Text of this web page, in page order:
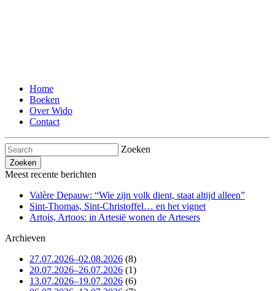
Home
Boeken
Over Wido
Contact
Zoeken
Meest recente berichten
Valère Depauw: “Wie zijn volk dient, staat altijd alleen”
Sint-Thomas, Sint-Christoffel… en het vignet
Artois, Artoos: in Artesië wonen de Artesers
Archieven
27.07.2026–02.08.2026 (8)
20.07.2026–26.07.2026 (1)
13.07.2026–19.07.2026 (6)